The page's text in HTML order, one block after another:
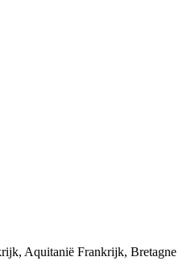
Aquitanië Frankrijk, Bretagne